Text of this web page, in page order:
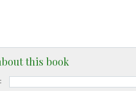
this book